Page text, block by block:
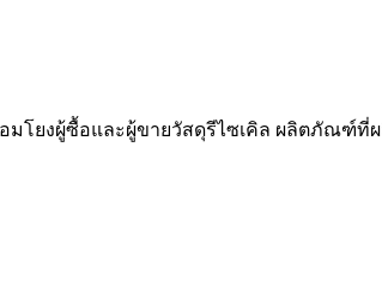
มโยงผู้ซื้อและผู้ขายวัสดุรีไซเคิล ผลิตภัณฑ์ที่